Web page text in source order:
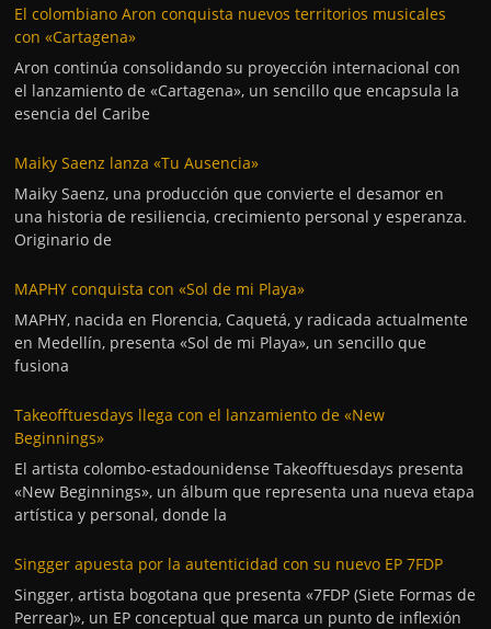
El colombiano Aron conquista nuevos territorios musicales
con «Cartagena»
Aron continúa consolidando su proyección internacional con
el lanzamiento de «Cartagena», un sencillo que encapsula la
esencia del Caribe
Maiky Saenz lanza «Tu Ausencia»
Maiky Saenz, una producción que convierte el desamor en
una historia de resiliencia, crecimiento personal y esperanza.
Originario de
MAPHY conquista con «Sol de mi Playa»
MAPHY, nacida en Florencia, Caquetá, y radicada actualmente
en Medellín, presenta «Sol de mi Playa», un sencillo que
fusiona
Takeofftuesdays llega con el lanzamiento de «New
Beginnings»
El artista colombo-estadounidense Takeofftuesdays presenta
«New Beginnings», un álbum que representa una nueva etapa
artística y personal, donde la
Singger apuesta por la autenticidad con su nuevo EP 7FDP
Singger, artista bogotana que presenta «7FDP (Siete Formas de
Perrear)», un EP conceptual que marca un punto de inflexión